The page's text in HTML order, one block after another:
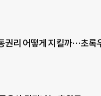
권리 어떻게 지킬까…초록